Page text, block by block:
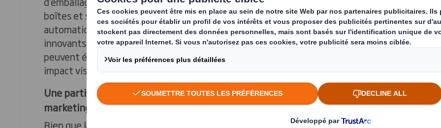
boîtes et sachets, aussi bien sur des lignes d’emballage
automatiques que manuelles. Grâce à des designs structurels
innovants et des impressions haute qualité, ces emballages
peuvent également stimuler les ventes en magasin, créer un
impact visuel et apporter de la valeur à votre marque.
Une partie souvent sous-estimée de votre campagne
marketing
Bien que les plateaux doivent avant tout répondre aux